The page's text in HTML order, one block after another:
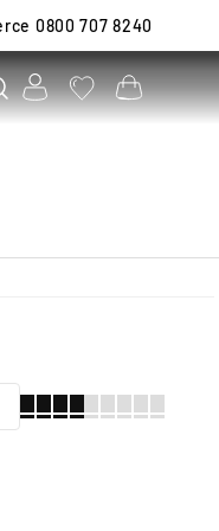
0800 707 8240